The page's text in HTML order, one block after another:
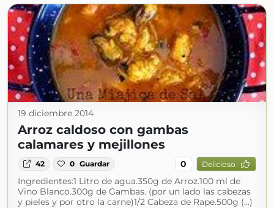
19 diciembre 2014
Arroz caldoso con gambas
calamares y mejillones
42 0 Guardar 0 Delicioso
Ingredientes:1 Litro de agua.350g de Arroz.100 ml de
Vino Blanco.300g de Gambas. (por un lado las cabezas
y pieles y por otro la carne)1/2 Cabeza de Rape.500g (...)